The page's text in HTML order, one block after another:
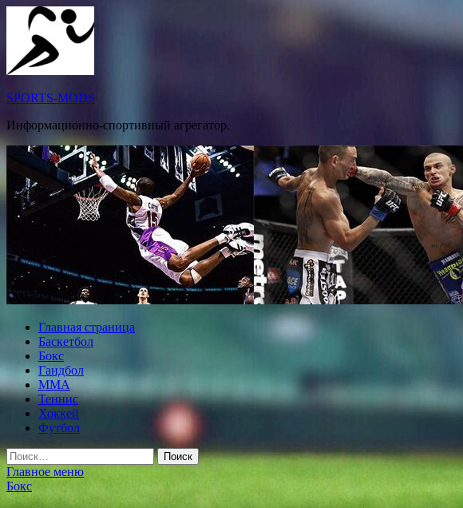
Перейти
содержимому
SPORTS-MODS
Информационно-спортивный агрегатор.
Главная страница
Баскетбол
Бокс
Гандбол
MMA
Теннис
Хоккей
Футбол
Найти:
Главное меню
Бокс